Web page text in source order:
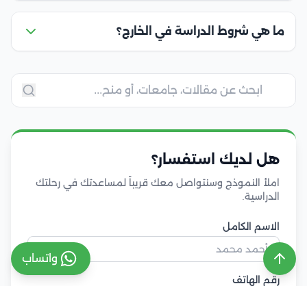
ما هي شروط الدراسة في الخارج؟
هل لديك استفسار؟
املأ النموذج وسنتواصل معك قريباً لمساعدتك في رحلتك
الدراسية.
الاسم الكامل
رقم الهاتف
واتساب